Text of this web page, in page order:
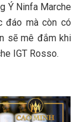
Ý Ninfa Marche
đáo mà còn có
sẽ mê đắm khi
IGT Rosso.